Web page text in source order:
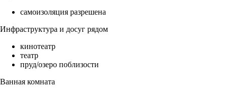
самоизоляция разрешена
Инфраструктура и досуг рядом
кинотеатр
театр
пруд/озеро поблизости
Ванная комната